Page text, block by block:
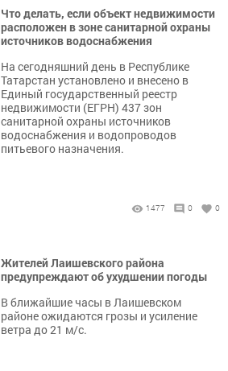
Что делать, если объект недвижимости
расположен в зоне санитарной охраны
источников водоснабжения
На сегодняшний день в Республике
Татарстан установлено и внесено в
Единый государственный реестр
недвижимости (ЕГРН) 437 зон
санитарной охраны источников
водоснабжения и водопроводов
питьевого назначения.
1477 0 0
Жителей Лаишевского района
предупреждают об ухудшении погоды
В ближайшие часы в Лаишевском
районе ожидаются грозы и усиление
ветра до 21 м/с.